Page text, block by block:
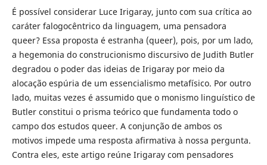
É possível considerar Luce Irigaray, junto com sua crítica ao
caráter falogocêntrico da linguagem, uma pensadora
queer? Essa proposta é estranha (queer), pois, por um lado,
a hegemonia do construcionismo discursivo de Judith Butler
degradou o poder das ideias de Irigaray por meio da
alocação espúria de um essencialismo metafísico. Por outro
lado, muitas vezes é assumido que o monismo linguístico de
Butler constitui o prisma teórico que fundamenta todo o
campo dos estudos queer. A conjunção de ambos os
motivos impede uma resposta afirmativa à nossa pergunta.
Contra eles, este artigo reúne Irigaray com pensadores